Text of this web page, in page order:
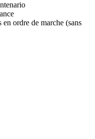
en ordre de marche (sans